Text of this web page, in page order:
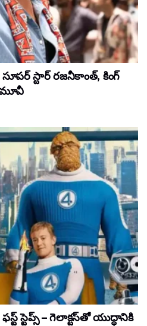
స్టార్ రజనీకాంత్, కింగ్
మూవీ
స్టెప్స్ – గెలాక్టస్‌తో యుద్ధానికి